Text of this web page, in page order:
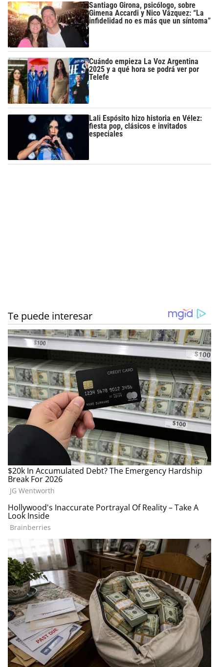
Santiago Girona, psicólogo, sobre
Gimena Accardi y Nico Vázquez: “La
infidelidad no es más que un síntoma”
Cuándo empieza La Voz Argentina
2025 y a qué hora se podrá ver por
Telefe
Lali Espósito hizo historia en Vélez:
fiesta pop, clásicos e invitados
especiales